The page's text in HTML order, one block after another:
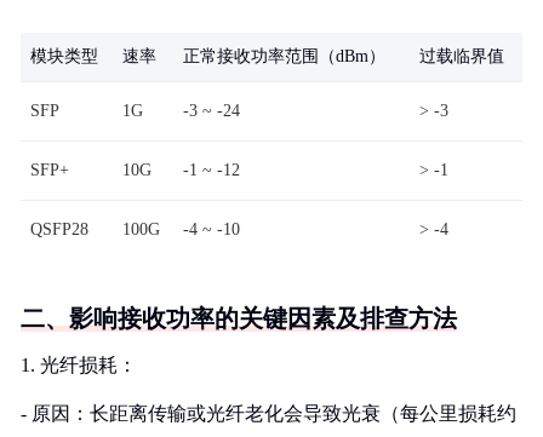
模块类型 速率 正常接收功率范围（dBm） 过载临界值
SFP 1G -3 ~ -24 > -3
SFP+ 10G -1 ~ -12 > -1
QSFP28 100G -4 ~ -10 > -4
二、影响接收功率的关键因素及排查方法
1. 光纤损耗：
- 原因：长距离传输或光纤老化会导致光衰（每公里损耗约